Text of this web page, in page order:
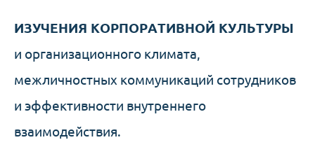
ИЗУЧЕНИЯ КОРПОРАТИВНОЙ КУЛЬТУРЫ
и организационного климата,
межличностных коммуникаций сотрудников
и эффективности внутреннего
взаимодействия.